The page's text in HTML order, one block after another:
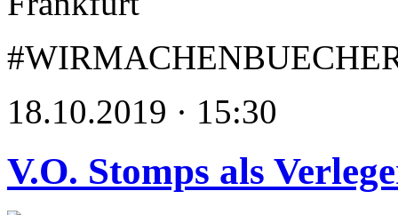
18.10.2019 · 15:30
V.O. Stomps als